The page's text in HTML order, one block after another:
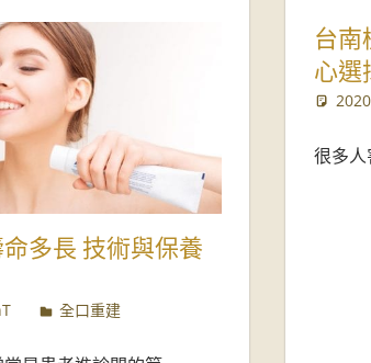
多長 技術與保養
全口重建
台
心選
很多